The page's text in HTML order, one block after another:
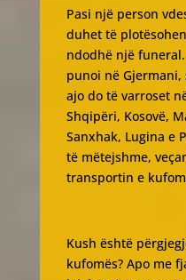
Pasi një person
duhet të
ndodhë një
punoi në Gjermani,
ajo do të varroset
Shqipëri, Kosovë,
Sanxhak, Lugina e
të mëtejshme,
transportin e
Kush është
kufomës? Apo me